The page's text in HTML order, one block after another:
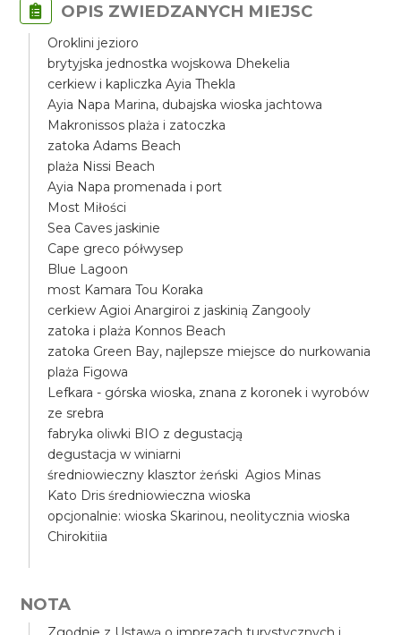
OPIS ZWIEDZANYCH MIEJSC
Oroklini jezioro
brytyjska jednostka wojskowa Dhekelia
cerkiew i kapliczka Ayia Thekla
Ayia Napa Marina, dubajska wioska jachtowa
Makronissos plaża i zatoczka
zatoka Adams Beach
plaża Nissi Beach
Ayia Napa promenada i port
Most Miłości
Sea Caves jaskinie
Cape greco półwysep
Blue Lagoon
most Kamara Tou Koraka
cerkiew Agioi Anargiroi z jaskinią Zangooly
zatoka i plaża Konnos Beach
zatoka Green Bay, najlepsze miejsce do nurkowania
plaża Figowa
Lefkara - górska wioska, znana z koronek i wyrobów
ze srebra
fabryka oliwki BIO z degustacją
degustacja w winiarni
średniowieczny klasztor żeński Agios Minas
Kato Dris średniowieczna wioska
opcjonalnie: wioska Skarinou, neolitycznia wioska
Chirokitiia
NOTA